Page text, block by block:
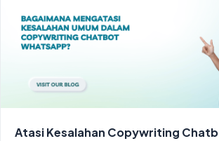
Atasi Kesalahan Copywriting